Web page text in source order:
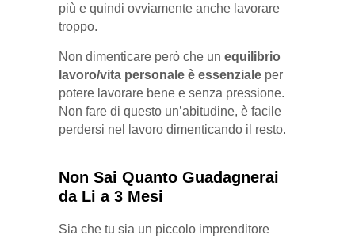
più e quindi ovviamente anche lavorare
troppo.
Non dimenticare però che un equilibrio
lavoro/vita personale è essenziale per
potere lavorare bene e senza pressione.
Non fare di questo un’abitudine, è facile
perdersi nel lavoro dimenticando il resto.
Non Sai Quanto Guadagnerai
da Li a 3 Mesi
Sia che tu sia un piccolo imprenditore